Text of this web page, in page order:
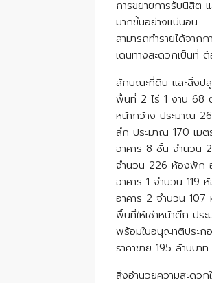
การขยายการรับนิสิต
มากขึ้นอย่างแน่นอน
สามารถทำรายได้จา
เดินทางสะดวกเป็นที่
ลักษณะที่ดิน และสิ่งป
พื้นที่ 2 ไร่ 1 งาน 68
หน้ากว้าง ประมาณ
ลึก ประมาณ 170 เมต
อาคาร 8 ชั้น จำนวน
จำนวน 226 ห้องพัก
อาคาร 1 จำนวน 119
อาคาร 2 จำนวน
พื้นที่ให้เช่าหน้าตึก ปร
พร้อมใบอนุญาติประก
ราคาขาย 195 ล้านบาท
สิ่งอำนวยความสะดว